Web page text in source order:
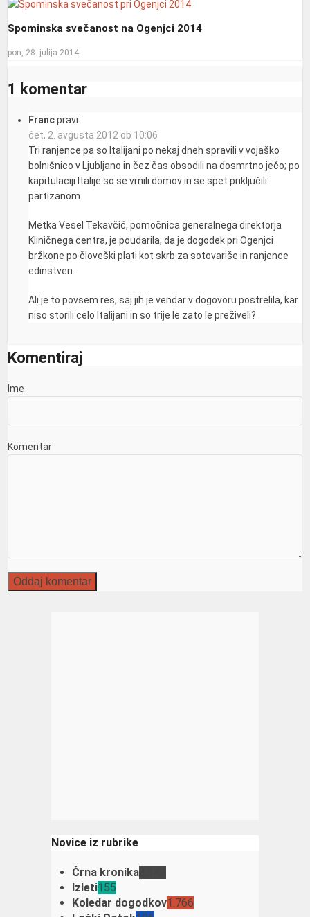
Spominska svečanost na Ogenjci 2014
pon, 28. julija 2014
1 komentar
Franc pravi:
čet, 2. avgusta 2012 ob 10:06
Tri ranjence pa so Italijani po nekaj dneh spravili v vojaško
bolnišnico v Ljubljano in čez čas obsodili na dosmrtno ječo; po
kapitulaciji Italije so se vrnili domov in se spet priključili
partizanom.
Metka Vesel Tekavčič, pomočnica generalnega direktorja
Kliničnega centra, je poudarila, da je dogodek pri Ogenjci
bržkone po človeški plati kot skrb za sotovariše in ranjence
edinstven.
Ali je to povsem res, saj jih je vendar v dogovoru postrelila, kar
niso storili celo Italijani in so trije le zato le preživeli?
Komentiraj
Ime
Komentar
Novice iz rubrike
Črna kronika
Izleti155
Koledar dogodkov1.766